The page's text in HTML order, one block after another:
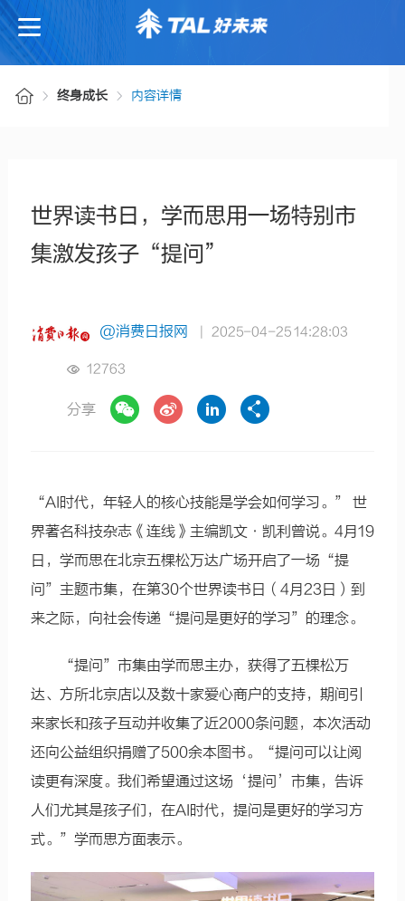
终身成长 内容详情
世界读书日，学而思用一场特别市
集激发孩子“提问”
@消费日报网 | 2025-04-25 14:28:03
12763
分享
“AI时代，年轻人的核心技能是学会如何学习。” 世
界著名科技杂志《连线》主编凯文·凯利曾说。4月19
日，学而思在北京五棵松万达广场开启了一场“提
问”主题市集，在第30个世界读书日（4月23日）到
来之际，向社会传递“提问是更好的学习”的理念。
“提问”市集由学而思主办，获得了五棵松万
达、方所北京店以及数十家爱心商户的支持，期间引
来家长和孩子互动并收集了近2000条问题，本次活动
还向公益组织捐赠了500余本图书。“提问可以让阅
读更有深度。我们希望通过这场‘提问’市集，告诉
人们尤其是孩子们，在AI时代，提问是更好的学习方
式。”学而思方面表示。